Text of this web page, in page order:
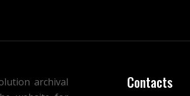
archival
Contacts